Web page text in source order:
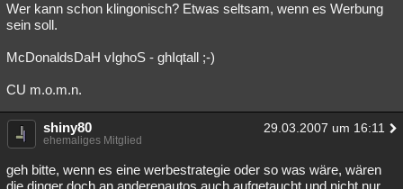
Wer kann schon klingonisch? Etwas seltsam, wenn es Werbung
sein soll.
McDonaldsDaH vIghoS - ghIqtall ;-)
CU m.o.m.n.
shiny80 29.03.2007 um 16:11
ehemaliges Mitglied
geh bitte, wenn es eine werbestrategie oder so was wäre, wären
die dinger doch an anderenautos auch aufgetaucht und nicht nur